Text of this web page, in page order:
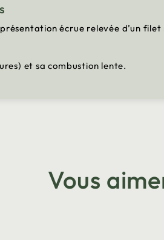
écrue relevée d’un
et sa combustion lente.
Vous